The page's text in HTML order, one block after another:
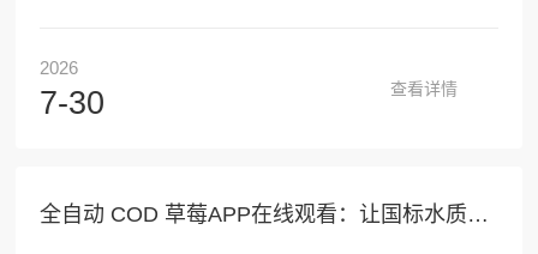
态环境监测数智化转型方案的推进，黑灯实验室、智能水站等
方向已经成为行业重点建设内容，"十五五"期间全国将布局若
2026
7-30 查看详情
全自动 COD 草莓APP在线观看：让国标水质检测告别人工繁琐